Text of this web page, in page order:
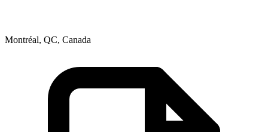
Montréal, QC, Canada